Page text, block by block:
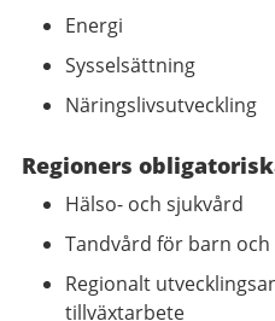
Energi
Sysselsättning
Näringslivsutveckling
Regioners
Hälso- och sjukvård
Tandvård för barn
Regionalt
tillväxtarbete